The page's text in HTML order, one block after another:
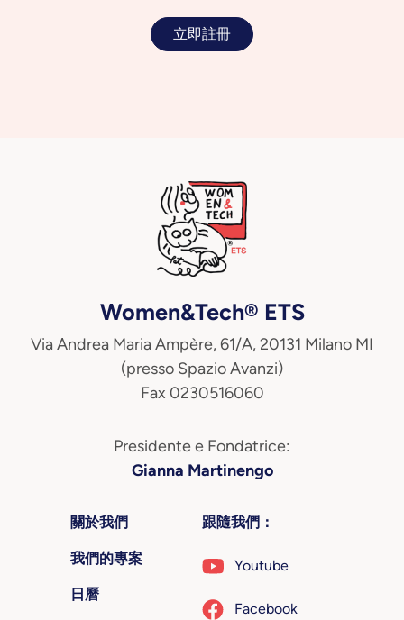
立即註冊
Women&Tech® ETS
Via Andrea Maria Ampère, 61/A, 20131 Milano MI
(presso Spazio Avanzi)
Fax 0230516060
Presidente e Fondatrice:
Gianna Martinengo
關於我們
我們的專案
日曆
跟隨我們：
Youtube
Facebook